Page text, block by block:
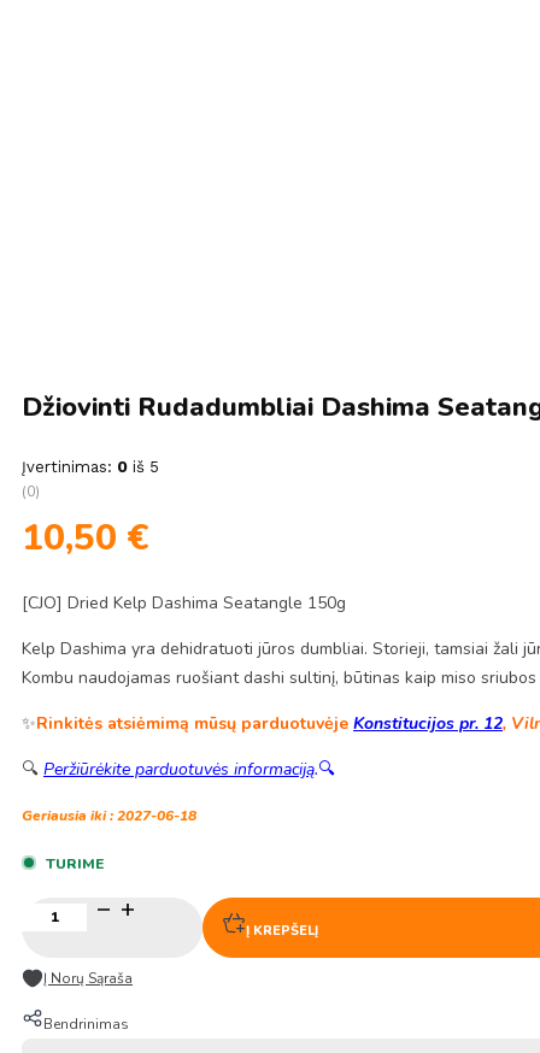
Džiovinti Rudadumbliai Dashima
Įvertinimas: 0 iš 5
(0)
10,50 €
[CJO] Dried Kelp Dashima Seatangle 150g
Kelp Dashima yra dehidratuoti jūros dumbliai. Storieji, tamsiai žali
Kombu naudojamas ruošiant dashi sultinį, būtinas kaip miso
✨Rinkitės atsiėmimą mūsų parduotuvėje Konstitucijos pr. 12,
🔍 Peržiūrėkite parduotuvės informaciją.🔍
Geriausia iki : 2027-06-18
TURIME
kiekis:
Rudadumbliai
Dashima
Seatangle
Į KREPŠELĮ
Į Norų Sąraša
Bendrinimas